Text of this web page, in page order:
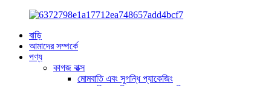
বাড়ি
আমাদের সম্পর্কে
পণ্য
কাগজ বাক্স
মোমবাতি এবং সুগন্ধি প্যাকেজিং